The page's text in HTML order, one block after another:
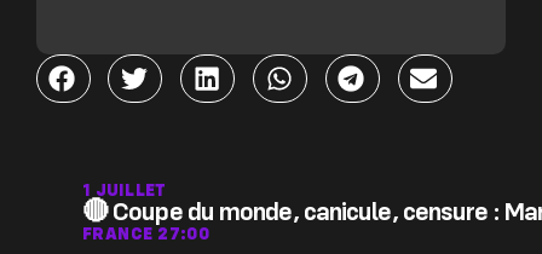
1 JUILLET
🔴 Coupe du monde, canicule, censure :
FRANCE 27:00